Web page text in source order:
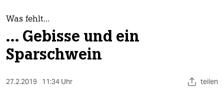
themen
politik
öko
gesellschaft
Was fehlt…
… Gebisse und ein
Sparschwein
27.2.2019 11:34 Uhr teilen